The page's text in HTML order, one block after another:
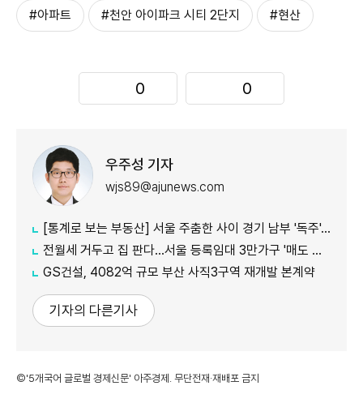
#아파트 #천안 아이파크 시티 2단지 #현산
0 0
우주성 기자
wjs89@ajunews.com
[통계로 보는 부동산] 서울 주춤한 사이 경기 남부 '독주'…세제 개편에 실수요 이동 빨라지나
전월세 거두고 집 판다…서울 등록임대 3만가구 '매도 기로'
GS건설, 4082억 규모 부산 사직3구역 재개발 본계약
기자의 다른기사
©'5개국어 글로벌 경제신문' 아주경제. 무단전재·재배포 금지